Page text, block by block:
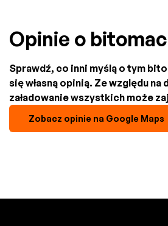
Opinie o
Sprawdź, co inni myślą o tym
się własną opinią. Ze względu na
załadowanie wszystkich może
Zobacz opinie na Google Maps